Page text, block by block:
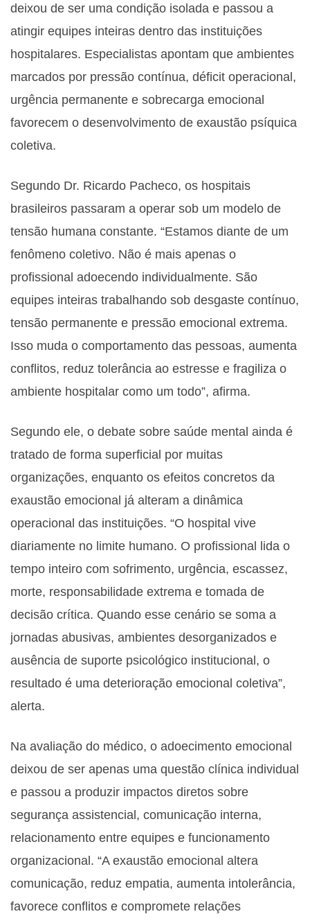
deixou de ser uma condição isolada e passou a
atingir equipes inteiras dentro das instituições
hospitalares. Especialistas apontam que ambientes
marcados por pressão contínua, déficit operacional,
urgência permanente e sobrecarga emocional
favorecem o desenvolvimento de exaustão psíquica
coletiva.
Segundo Dr. Ricardo Pacheco, os hospitais
brasileiros passaram a operar sob um modelo de
tensão humana constante. “Estamos diante de um
fenômeno coletivo. Não é mais apenas o
profissional adoecendo individualmente. São
equipes inteiras trabalhando sob desgaste contínuo,
tensão permanente e pressão emocional extrema.
Isso muda o comportamento das pessoas, aumenta
conflitos, reduz tolerância ao estresse e fragiliza o
ambiente hospitalar como um todo”, afirma.
Segundo ele, o debate sobre saúde mental ainda é
tratado de forma superficial por muitas
organizações, enquanto os efeitos concretos da
exaustão emocional já alteram a dinâmica
operacional das instituições. “O hospital vive
diariamente no limite humano. O profissional lida o
tempo inteiro com sofrimento, urgência, escassez,
morte, responsabilidade extrema e tomada de
decisão crítica. Quando esse cenário se soma a
jornadas abusivas, ambientes desorganizados e
ausência de suporte psicológico institucional, o
resultado é uma deterioração emocional coletiva”,
alerta.
Na avaliação do médico, o adoecimento emocional
deixou de ser apenas uma questão clínica individual
e passou a produzir impactos diretos sobre
segurança assistencial, comunicação interna,
relacionamento entre equipes e funcionamento
organizacional. “A exaustão emocional altera
comunicação, reduz empatia, aumenta intolerância,
favorece conflitos e compromete relações